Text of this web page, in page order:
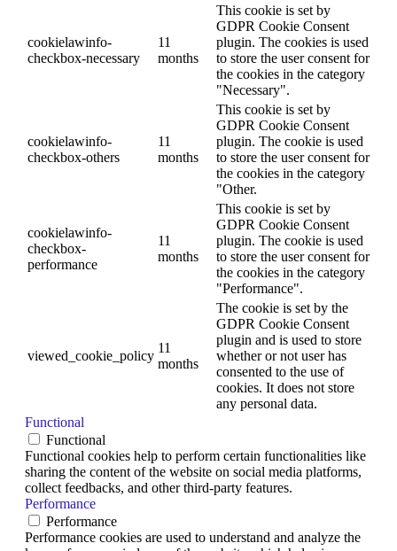
cookielawinfo-
checkbox-necessary
11
months
This cookie is set by
GDPR Cookie Consent
plugin. The cookies is used
to store the user consent for
the cookies in the category
"Necessary".
cookielawinfo-
checkbox-others
11
months
This cookie is set by
GDPR Cookie Consent
plugin. The cookie is used
to store the user consent for
the cookies in the category
"Other.
cookielawinfo-
checkbox-
performance
11
months
This cookie is set by
GDPR Cookie Consent
plugin. The cookie is used
to store the user consent for
the cookies in the category
"Performance".
viewed_cookie_policy
11
months
The cookie is set by the
GDPR Cookie Consent
plugin and is used to store
whether or not user has
consented to the use of
cookies. It does not store
any personal data.
Functional
Functional
Functional cookies help to perform certain functionalities like
sharing the content of the website on social media platforms,
collect feedbacks, and other third-party features.
Performance
Performance
Performance cookies are used to understand and analyze the